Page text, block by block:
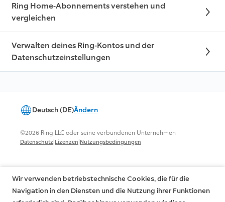
Ring Home-Abonnements verstehen und
vergleichen
Verwalten deines Ring-Kontos und der
Datenschutzeinstellungen
Deutsch (DE)Ändern
©2026 Ring LLC oder seine verbundenen Unternehmen
Datenschutz|Lizenzen|Nutzungsbedingungen
Wir verwenden betriebstechnische Cookies, die für die
Navigation in den Diensten und die Nutzung ihrer Funktionen